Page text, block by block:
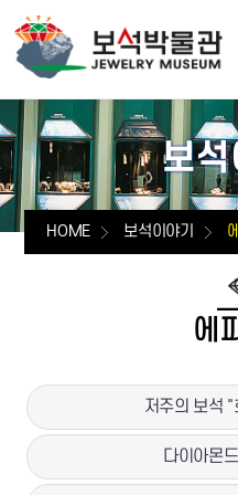
보
HOME 보석이야기
에
저주의 보석
다이아몬